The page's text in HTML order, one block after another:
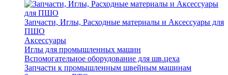
Запчасти, Иглы, Расходные материалы и Аксессуары для
ПШО
Аксессуары
Иглы для промышленных машин
Вспомогательное оборудование для шв.цеха
Запчасти к промышленным швейным машинам